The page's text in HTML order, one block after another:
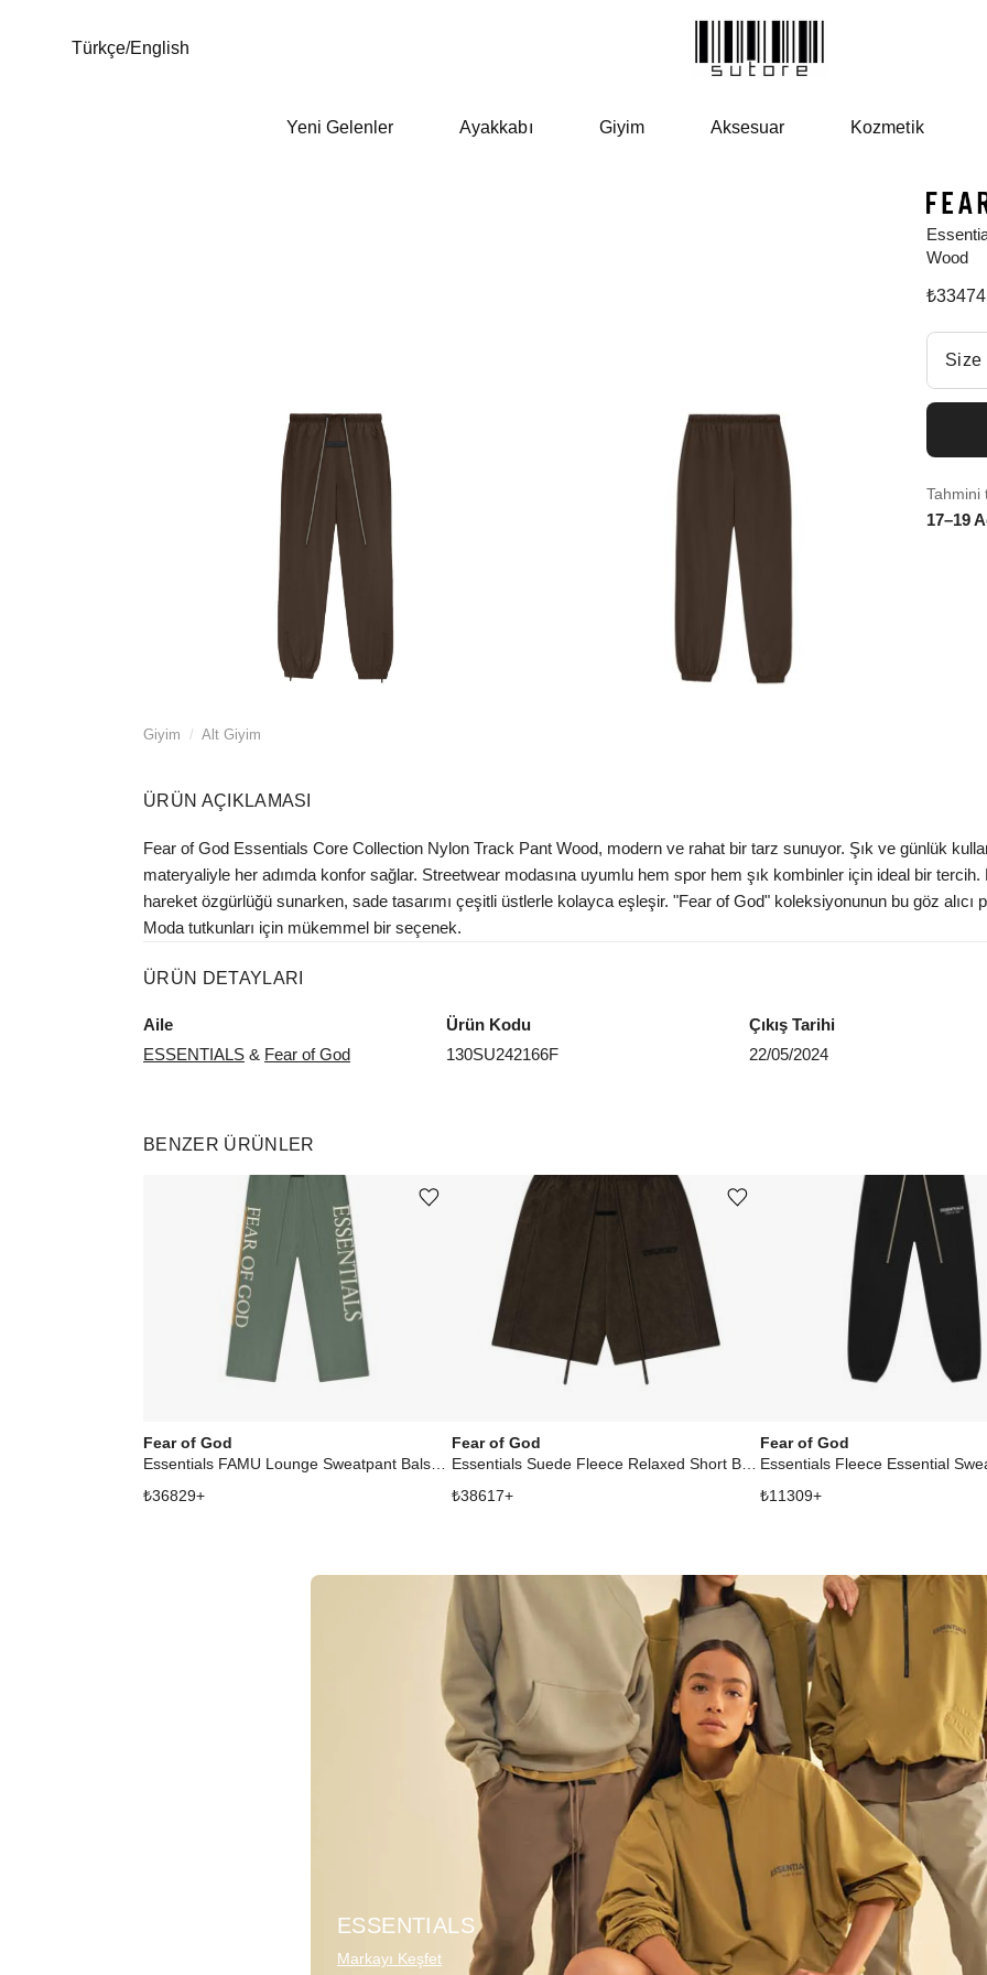
Türkçe/English
Yeni Gelenler Ayakkabı Giyim Aksesuar Kozmetik
Giyim / Alt Giyim
Wood
₺33474
Beden Seç
Size
Tahmini
17–19
ÜRÜN AÇIKLAMASI
Fear of God Essentials Core Collection Nylon Track Pant Wood, modern ve rahat bir tarz sunuyor. Şık ve günlük
materyaliyle her adımda konfor sağlar. Streetwear modasına uyumlu hem spor hem şık kombinler için ideal bir
hareket özgürlüğü sunarken, sade tasarımı çeşitli üstlerle kolayca eşleşir. "Fear of God" koleksiyonunun bu göz alıcı
Moda tutkunları için mükemmel bir seçenek.
ÜRÜN DETAYLARI
Aile
ESSENTIALS & Fear of God
Ürün Kodu
130SU242166F
Çıkış Tarihi
22/05/2024
BENZER ÜRÜNLER
Fear of God
₺36829+
Ürünü istek listesine ekle veya listeden çıkar
Fear of God
₺38617+
Ürünü istek listesine ekle veya listeden çıkar
Fear of God
₺11309+
ESSENTIALS
Markayı Keşfet